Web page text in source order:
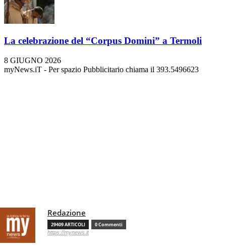
La celebrazione del “Corpus Domini” a Termoli
8 GIUGNO 2026
myNews.iT - Per spazio Pubblicitario chiama il 393.5496623
Redazione
29409 ARTICOLI 0 Commenti
https://mynews.it